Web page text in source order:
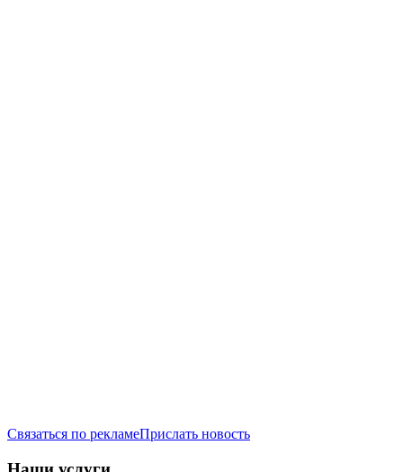
Связаться по рекламеПрислать новость